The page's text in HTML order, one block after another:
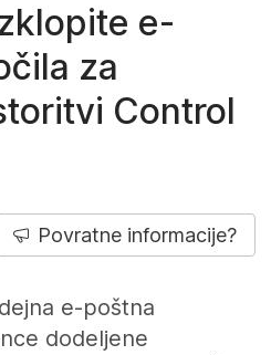
e-
za
Control
Povratne informacije?
e-poštna
dodeljene